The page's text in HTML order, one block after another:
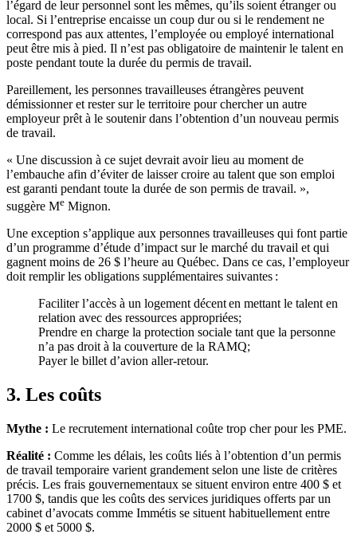
l’égard de leur personnel sont les mêmes, qu’ils soient étranger ou
local. Si l’entreprise encaisse un coup dur ou si le rendement ne
correspond pas aux attentes, l’employée ou employé international
peut être mis à pied. Il n’est pas obligatoire de maintenir le talent en
poste pendant toute la durée du permis de travail.
Pareillement, les personnes travailleuses étrangères peuvent
démissionner et rester sur le territoire pour chercher un autre
employeur prêt à le soutenir dans l’obtention d’un nouveau permis
de travail.
« Une discussion à ce sujet devrait avoir lieu au moment de
l’embauche afin d’éviter de laisser croire au talent que son emploi
est garanti pendant toute la durée de son permis de travail. »,
suggère Me Mignon.
Une exception s’applique aux personnes travailleuses qui font partie
d’un programme d’étude d’impact sur le marché du travail et qui
gagnent moins de 26 $ l’heure au Québec. Dans ce cas, l’employeur
doit remplir les obligations supplémentaires suivantes :
Faciliter l’accès à un logement décent en mettant le talent en
relation avec des ressources appropriées;
Prendre en charge la protection sociale tant que la personne
n’a pas droit à la couverture de la RAMQ;
Payer le billet d’avion aller-retour.
3. Les coûts
Mythe : Le recrutement international coûte trop cher pour les PME.
Réalité : Comme les délais, les coûts liés à l’obtention d’un permis
de travail temporaire varient grandement selon une liste de critères
précis. Les frais gouvernementaux se situent environ entre 400 $ et
1700 $, tandis que les coûts des services juridiques offerts par un
cabinet d’avocats comme Immétis se situent habituellement entre
2000 $ et 5000 $.